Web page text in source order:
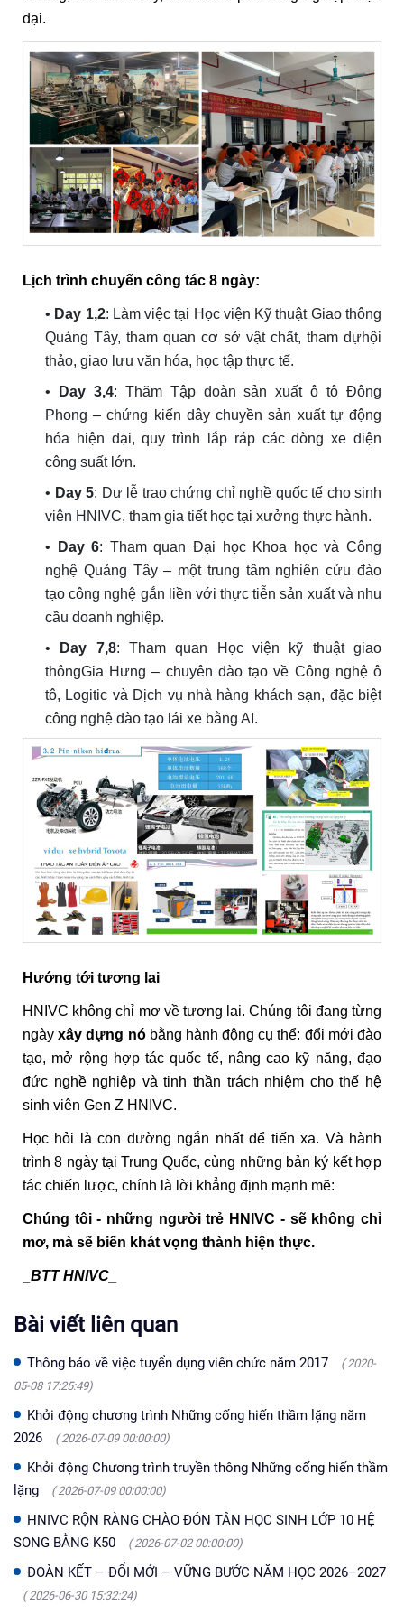
đại.
Lịch trình chuyến công tác 8 ngày:
• Day 1,2: Làm việc tại Học viện Kỹ thuật Giao thông
Quảng Tây, tham quan cơ sở vật chất, tham dựhội
thảo, giao lưu văn hóa, học tập thực tế.
•
Day 3,4: Thăm Tập đoàn sản xuất ô tô Đông
Phong – chứng kiến dây chuyền sản xuất tự động
hóa hiện đại, quy trình lắp ráp các dòng xe điện
công suất lớn.
• Day 5: Dự lễ trao chứng chỉ nghề quốc tế cho sinh
viên HNIVC, tham gia tiết học tại xưởng thực hành.
•
Day 6: Tham quan Đại học Khoa học và Công
nghệ Quảng Tây – một trung tâm nghiên cứu đào
tạo công nghệ gắn liền với thực tiễn sản xuất và nhu
cầu doanh nghiệp.
•
Day 7,8: Tham quan Học viện kỹ thuật giao
thôngGia Hưng – chuyên đào tạo về Công nghệ ô
tô, Logitic và Dịch vụ nhà hàng khách sạn, đặc biệt
công nghệ đào tạo lái xe bằng AI.
Hướng tới tương lai
HNIVC không chỉ mơ về tương lai. Chúng tôi đang từng
ngàyxây dựng nóbằng hành động cụ thể: đổi mới đào
tạo, mở rộng hợp tác quốc tế, nâng cao kỹ năng, đạo
đức nghề nghiệp và tinh thần trách nhiệm cho thế hệ
sinh viên Gen Z HNIVC.
Học hỏi là con đường ngắn nhất để tiến xa. Và hành
trình 8 ngày tại Trung Quốc, cùng những bản ký kết hợp
tác chiến lược, chính là lời khẳng định mạnh mẽ:
Chúng tôi - những người trẻ HNIVC - sẽ không chỉ
mơ, mà sẽ biến khát vọng thành hiện thực.
_BTT HNIVC_
Bài viết liên quan
Thông báo về việc tuyển dụng viên chức năm 2017
( 2020-
05-08 17:25:49)
Khởi động chương trình Những cống hiến thầm lặng năm
2026
( 2026-07-09 00:00:00)
Khởi động Chương trình truyền thông Những cống hiến thầm
lặng
( 2026-07-09 00:00:00)
HNIVC RỘN RÀNG CHÀO ĐÓN TÂN HỌC SINH LỚP 10 HỆ
SONG BẰNG K50
( 2026-07-02 00:00:00)
ĐOÀN KẾT – ĐỔI MỚI – VỮNG BƯỚC NĂM HỌC 2026–2027
( 2026-06-30 15:32:24)